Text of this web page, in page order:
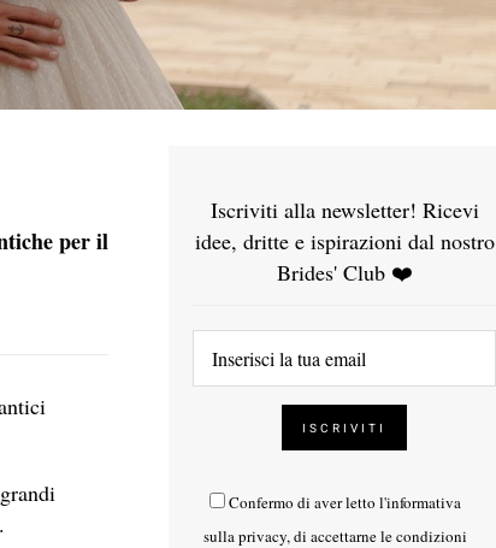
per il
Iscriviti alla newsletter! Ricevi
idee, dritte e ispirazioni dal nostro
Brides' Club ❤️
Confermo di aver letto l'informativa
sulla privacy, di accettarne le condizioni